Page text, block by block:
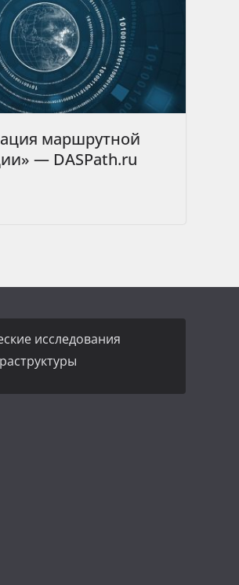
маршрутной
— DASPath.ru
исследования